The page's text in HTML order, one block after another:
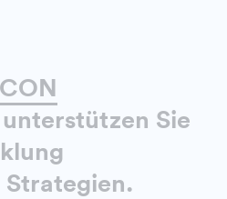
unterstützen Sie